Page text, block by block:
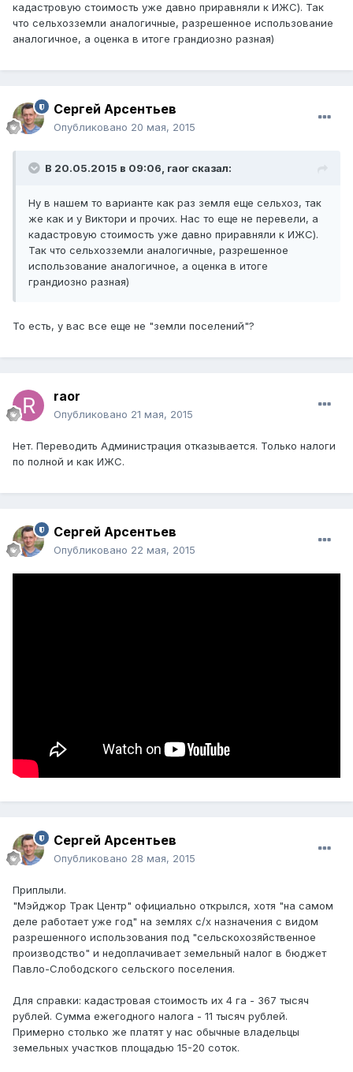
кадастровую стоимость уже давно приравняли к ИЖС). Так
что сельхозземли аналогичные, разрешенное использование
аналогичное, а оценка в итоге грандиозно разная)
Сергей Арсентьев
Опубликовано 20 мая, 2015
В 20.05.2015 в 09:06, raor сказал:
Ну в нашем то варианте как раз земля еще сельхоз, так
же как и у Виктори и прочих. Нас то еще не перевели, а
кадастровую стоимость уже давно приравняли к ИЖС).
Так что сельхозземли аналогичные, разрешенное
использование аналогичное, а оценка в итоге
грандиозно разная)
То есть, у вас все еще не "земли поселений"?
raor
Опубликовано 21 мая, 2015
Нет. Переводить Администрация отказывается. Только налоги
по полной и как ИЖС.
Сергей Арсентьев
Опубликовано 22 мая, 2015
Сергей Арсентьев
Опубликовано 28 мая, 2015
Приплыли.
"Мэйджор Трак Центр" официально открылся, хотя "на самом
деле работает уже год" на землях с/х назначения с видом
разрешенного использования под "сельскохозяйственное
производство" и недоплачивает земельный налог в бюджет
Павло-Слободского сельского поселения.
Для справки: кадастровая стоимость их 4 га - 367 тысяч
рублей. Сумма ежегодного налога - 11 тысяч рублей.
Примерно столько же платят у нас обычные владельцы
земельных участков площадью 15-20 соток.